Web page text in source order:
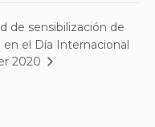
de sensibilización de
en el Día Internacional
2020